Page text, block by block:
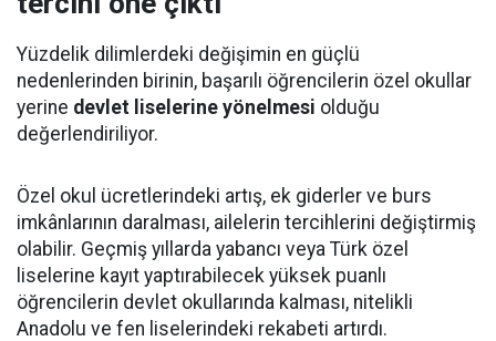
Yüzdelik dilimlerdeki değişimin en güçlü
nedenlerinden birinin, başarılı öğrencilerin özel okullar
yerine devlet liselerine yönelmesi olduğu
değerlendiriliyor.
Özel okul ücretlerindeki artış, ek giderler ve burs
imkânlarının daralması, ailelerin tercihlerini değiştirmiş
olabilir. Geçmiş yıllarda yabancı veya Türk özel
liselerine kayıt yaptırabilecek yüksek puanlı
öğrencilerin devlet okullarında kalması, nitelikli
Anadolu ve fen liselerindeki rekabeti artırdı.